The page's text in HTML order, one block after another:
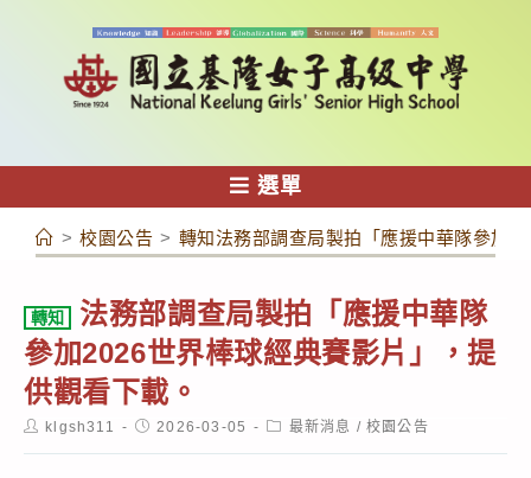
容
選單
> 校園公告 > 轉知法務部調查局製拍「應援中華隊參加
轉知
法務部調查局製拍「應援中華隊
參加2026世界棒球經典賽影片」，提
供觀看下載。
Postklgsh311
Post2026-03-05
Post最新消息 / 校園公告